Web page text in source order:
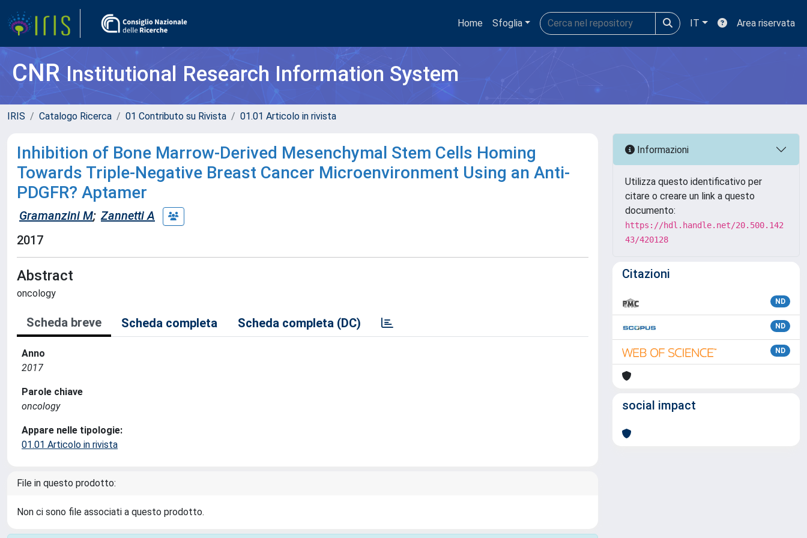
Home Sfoglia IT Area riservata
CNRInstitutional Research Information System
IRIS Catalogo Ricerca 01 Contributo su Rivista 01.01 Articolo in rivista
Inhibition of Bone Marrow-Derived Mesenchymal Stem Cells Homing
Towards Triple-Negative Breast Cancer Microenvironment Using an Anti-
PDGFR? Aptamer
Gramanzini M; Zannetti A
2017
Abstract
oncology
Scheda breve Scheda completa Scheda completa (DC)
Anno
2017
Parole chiave
oncology
Appare nelle tipologie:
01.01 Articolo in rivista
File in questo prodotto:
Non ci sono file associati a questo prodotto.
Informazioni
Utilizza questo identificativo per
citare o creare un link a questo
documento:
https://hdl.handle.net/20.500.142
43/420128
Citazioni
ND
ND
ND
social impact